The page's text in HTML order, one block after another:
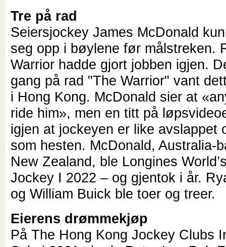
Tre på rad
Seiersjockey James McDonald
seg opp i bøylene før målstreken.
Warrior hadde gjort jobben igjen.
gang på rad "The Warrior" vant
i Hong Kong. McDonald sier at
ride him», men en titt på
igjen at jockeyen er like avslappet
som hesten. McDonald, Australia-
New Zealand, ble Longines
Jockey I 2022 – og gjentok i år.
og William Buick ble toer og treer.
Eierens drømmekjøp
På The Hong Kong Jockey Clubs